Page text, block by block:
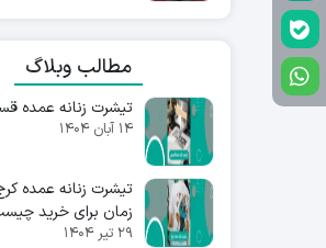
مطالب وبلاگ
تیشرت زنانه عمده
۱۴ آبان ۱۴۰۴
تیشرت زنانه عمده
زمان برای خرید
۲۹ تیر ۱۴۰۴